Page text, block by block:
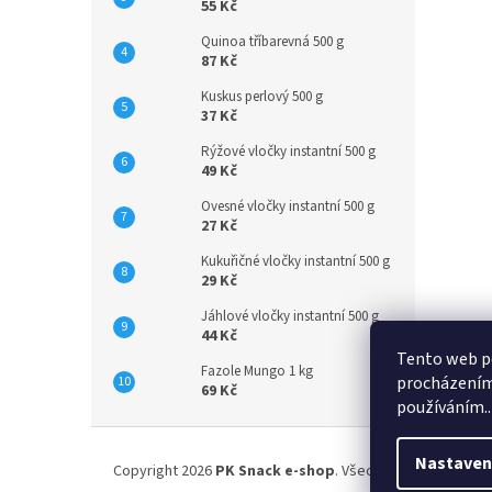
Tento web
55 Kč
Quinoa tříbarevná 500 g
87 Kč
Kuskus perlový 500 g
37 Kč
Rýžové vločky instantní 500 g
49 Kč
Ovesné vločky instantní 500 g
27 Kč
Kukuřičné vločky instantní 500 g
29 Kč
Jáhlové vločky instantní 500 g
44 Kč
Fazole Mungo 1 kg
69 Kč
Copyright 2026 PK Snack e-shop. Všechna práva